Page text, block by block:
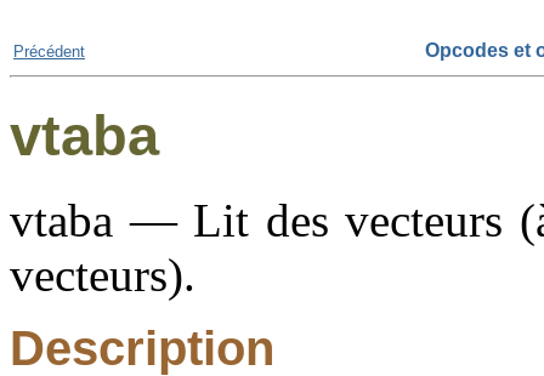
Précédent Opcodes et
vtaba
vtaba — Lit des vecteurs
vecteurs).
Description